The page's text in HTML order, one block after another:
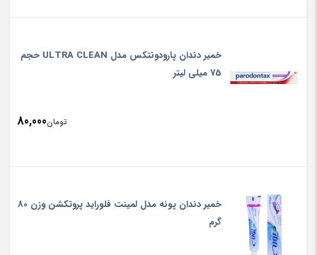
خمیر دندان پارودونتکس مدل ULTRA CLEAN حجم
75 میلی لیتر
تومان80,000
خمیر دندان پونه مدل لمینت فلوراید پروتکشن وزن 80
گرم